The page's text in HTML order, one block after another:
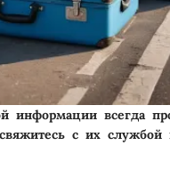
информации всегда
с их службой